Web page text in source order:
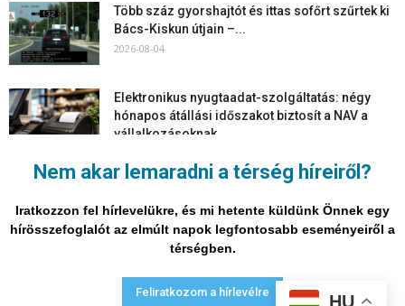
Nem akar lemaradni a térség híreiről?
Iratkozzon fel hírlevelükre, és mi hetente küldünk Önnek egy
hírösszefoglalót az elmúlt napok legfontosabb eseményeiről a
térségben.
Feliratkozom a hírlevélre
Több száz gyorshajtót és ittas sofőrt szűrtek ki
Bács-Kiskun útjain –...
2026-08-04
Elektronikus nyugtaadat-szolgáltatás: négy
hónapos átállási időszakot biztosít a NAV a
vállalkozásoknak
vannak a legfontosabb dátumok
2026-08-03
Adatvédelmi nyilatkozat Médiaajánlat Impresszum
HU